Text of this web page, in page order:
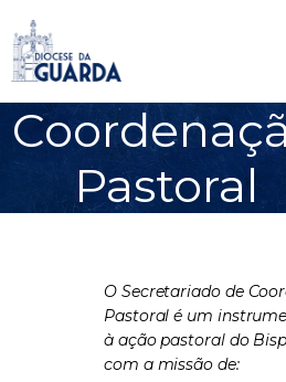
Pastoral
HOME
DIOCESE
SECRETARIADOS
NOTÍCIAS
AGENDA
MULTIMÉDIA
SENTIR COM A
O Secretariado de
Pastoral é um
à ação pastoral do
com a missão de: